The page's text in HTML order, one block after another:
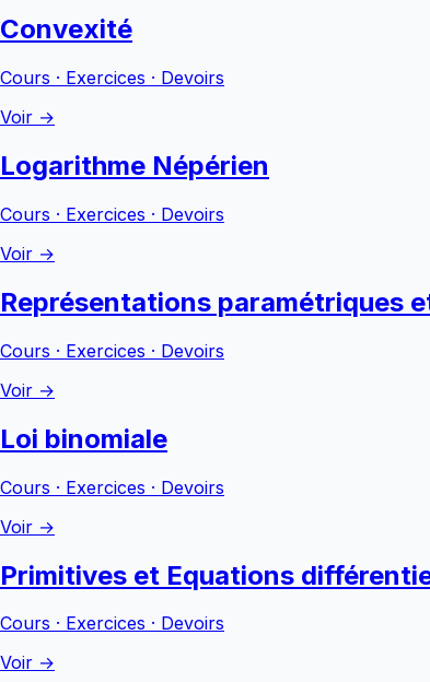
Convexité
Cours · Exercices · Devoirs
Voir →
Logarithme Népérien
Cours · Exercices · Devoirs
Voir →
Représentations paramétriques
Cours · Exercices · Devoirs
Voir →
Loi binomiale
Cours · Exercices · Devoirs
Voir →
Primitives et Equations
Cours · Exercices · Devoirs
Voir →